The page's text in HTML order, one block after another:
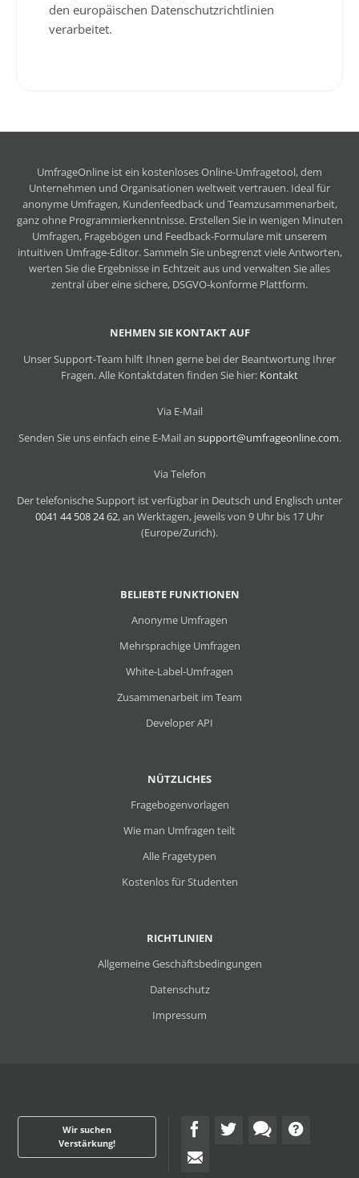
den europäischen Datenschutzrichtlinien
verarbeitet.
UmfrageOnline ist ein kostenloses Online-Umfragetool, dem
Unternehmen und Organisationen weltweit vertrauen. Ideal für
anonyme Umfragen, Kundenfeedback und Teamzusammenarbeit,
ganz ohne Programmierkenntnisse. Erstellen Sie in wenigen Minuten
Umfragen, Fragebögen und Feedback-Formulare mit unserem
intuitiven Umfrage-Editor. Sammeln Sie unbegrenzt viele Antworten,
werten Sie die Ergebnisse in Echtzeit aus und verwalten Sie alles
zentral über eine sichere, DSGVO-konforme Plattform.
RICHTLINIEN
Allgemeine Geschäftsbedingungen
Datenschutz
Impressum
NÜTZLICHES
Fragebogenvorlagen
Wie man Umfragen teilt
Alle Fragetypen
Kostenlos für Studenten
BELIEBTE FUNKTIONEN
Anonyme Umfragen
Mehrsprachige Umfragen
White-Label-Umfragen
Zusammenarbeit im Team
Developer API
NEHMEN SIE KONTAKT AUF
Unser Support-Team hilft Ihnen gerne bei der Beantwortung Ihrer
Fragen. Alle Kontaktdaten finden Sie hier: Kontakt
Via E-Mail
Senden Sie uns einfach eine E-Mail an support@umfrageonline.com.
Via Telefon
Der telefonische Support ist verfügbar in Deutsch und Englisch unter
0041 44 508 24 62, an Werktagen, jeweils von 9 Uhr bis 17 Uhr
(Europe/Zurich).
Wir suchen
Verstärkung!